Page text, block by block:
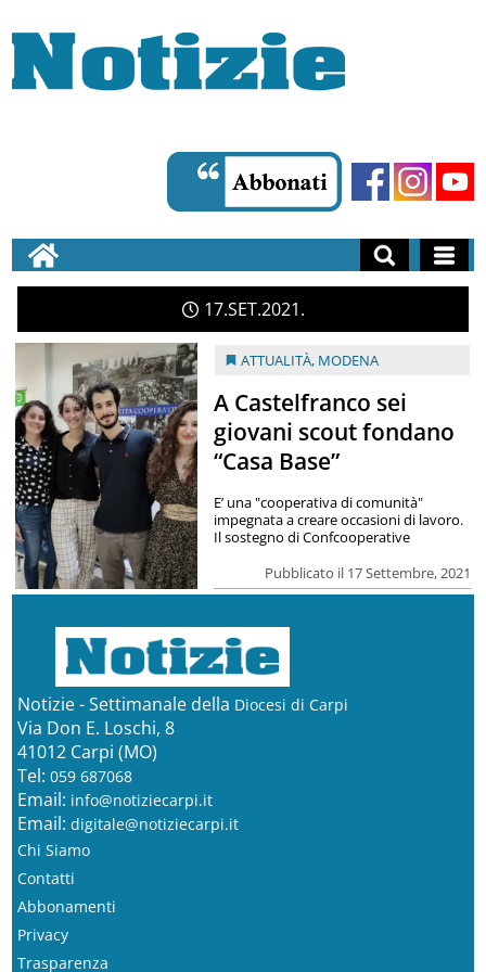
17 SET 2021
ATTUALITÀ, MODENA
A Castelfranco sei
giovani scout fondano
“Casa Base”
Pubblicato il 17 Settembre, 2021
E’ una "cooperativa di comunità"
impegnata a creare occasioni di lavoro.
Il sostegno di Confcooperative
Notizie - Settimanale della Diocesi di Carpi
Via Don E. Loschi, 8
41012 Carpi (MO)
Tel: 059 687068
Email: info@notiziecarpi.it
Email: digitale@notiziecarpi.it
Chi Siamo
Contatti
Abbonamenti
Privacy
Trasparenza